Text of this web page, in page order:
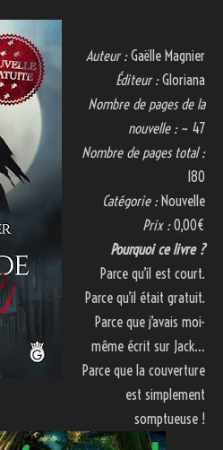
Auteur :Gaëlle Magnier
Éditeur :Gloriana
Nombre de pages de la
nouvelle :~ 47
Nombre de pages total :
180
Catégorie : Nouvelle
Prix :0,00€
Pourquoi ce livre ?
Parce qu’il est court.
Parce qu’il était gratuit.
Parce que j’avais moi-
même écrit sur Jack…
Parce que la couverture
est simplement
somptueuse !